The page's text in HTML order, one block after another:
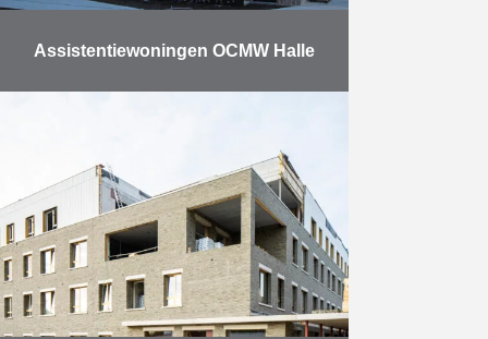
Assistentiewoningen OCMW Halle
parkeergarage met 68 plaatsen
voor het OCMW van Halle. Een
dementieterras wordt tegen de
zomer nog opgeleverd. “Eind …
Meer